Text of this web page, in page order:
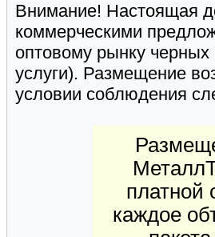
Внимание! Настоящая
коммерческими
оптовому рынку
услуги). Размещение
условии соблюдения
платной
каждое